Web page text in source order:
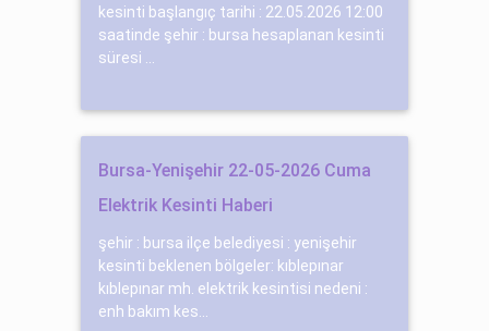
kesinti başlangıç tarihi : 22.05.2026 12:00
saatinde şehir : bursa hesaplanan kesinti
süresi ...
Bursa-Yenişehir 22-05-2026 Cuma
Elektrik Kesinti Haberi
şehir : bursa ilçe belediyesi : yenişehir
kesinti beklenen bölgeler: kıblepınar
kıblepınar mh. elektrik kesintisi nedeni :
enh bakım kes...